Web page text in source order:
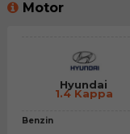
Motor
Hyundai
1.4 Kappa
Benzin